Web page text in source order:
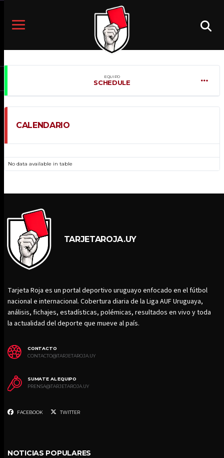
EQUIPO
SCHEDULE
CALENDARIO
No data available in table
TARJETAROJA.UY
Tarjeta Roja es un portal deportivo uruguayo enfocado en el fútbol
nacional e internacional. Cobertura diaria de la Liga AUF Uruguaya,
análisis, fichajes, estadísticas, polémicas, resultados en vivo y toda
la actualidad del deporte que mueve al país.
CONTACTO
CONTACTO@TARJETAROJA.UY
SUMATE AL EQUIPO
PRENSA@TARJETAROJA.UY
FACEBOOK TWITTER
NOTICIAS POPULARES